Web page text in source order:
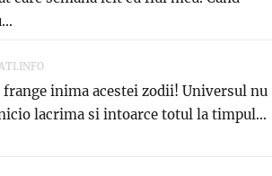
inima acestei zodii! Universul nu
lacrima si intoarce totul la timpul...